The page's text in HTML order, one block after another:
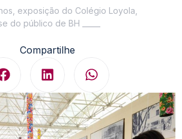
exposição do Colégio Loyola,
do público de BH _____
Compartilhe